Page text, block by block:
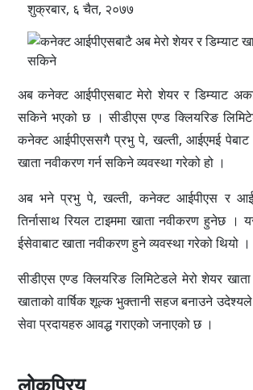
शुक्रबार, ६ चैत, २०७७
अब कनेक्ट आईपीएसबाट मेरो शेयर र डिम्याट
सकिने भएको छ । सीडीएस एण्ड क्लियरिङ
कनेक्ट आईपीएससगै प्रभु पे, खल्ती, आईएमई पेबाट
खाता नवीकरण गर्न सकिने व्यवस्था गरेको हो ।
अब भने प्रभु पे, खल्ती, कनेक्ट आईपीएस र
तिर्नासाथ रियल टाइममा खाता नवीकरण हुनेछ ।
ईसेवाबाट खाता नवीकरण हुने व्यवस्था गरेको थियो ।
सीडीएस एण्ड क्लियरिङ लिमिटेडले मेरो शेयर
खाताको वार्षिक शूल्क भुक्तानी सहज बनाउने
सेवा प्रदायहरु आवद्ध गराएको जनाएको छ ।